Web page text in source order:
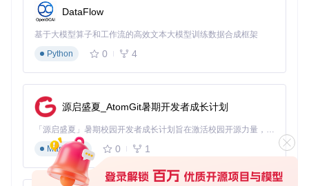
4.2 Vim 插件管理器
Vim用户可以使用插件管理器如 Vundle或NeoBundle
理 Vim 插件，这些插件管理器的配置文件可以与xero/dotfi
结合使用。
4.3 Git 配置
Git是一个广泛使用的版本控制系统，用户可以通过
tfiles来管理他们的 Git 配置文件，如.gitconfig
tignore
。
通过结合这些生态项目，用户可以构建一个强大且高度定制化
的开发环境。
DataFlow
基于大模型算子和工作流的高效文本大模型训练数据合成框架
Python
0 4
源启盛夏_AtomGit暑期开发者成长计划
「源启盛夏」暑期校园开发者成长计划旨在激活校园开源力量，通过积分激励、认证扶持、资源倾斜等形式，引导高校组织和开发者完成「入驻 — 建项目 — 做贡献 — 获认证 — 得资源」的完整闭环。无论你是想带领社团入驻平台的组织者，还是希望用代码贡献证明自己的开发者，都能在这里找到属于你的成长路径。
Markdown
0 1